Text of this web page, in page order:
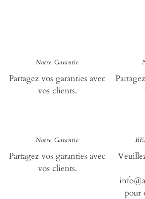
Notre Garantie
Partagez vos garanties avec
vos clients.
Notre Garantie
Partagez vos garanties avec
vos clients.
pour